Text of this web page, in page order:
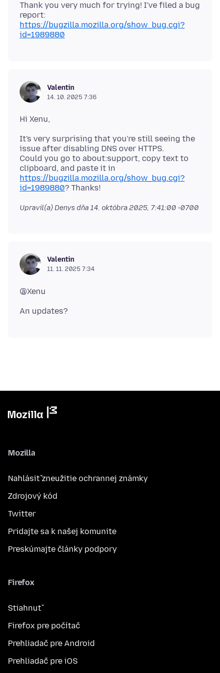
Thank you very much for trying! I've filed a bug
report:
https://bugzilla.mozilla.org/show_bug.cgi?
id=1989880
Valentin
14. 10. 2025 7:36
It's very surprising that you're still seeing the
issue after disabling DNS over HTTPS.
Could you go to about:support, copy text to
clipboard, and paste it in
https://bugzilla.mozilla.org/show_bug.cgi?
id=1989880
Upravil(a) Denys dňa 14. októbra 2025, 7:41:00 -0700
Valentin
11. 11. 2025 7:34
Mozilla
Nahlásiť zneužitie ochrannej známky
Zdrojový kód
Twitter
Pridajte sa k našej komunite
Preskúmajte články podpory
Firefox
Stiahnuť
Firefox pre počítač
Prehliadač pre Android
Prehliadač pre iOS